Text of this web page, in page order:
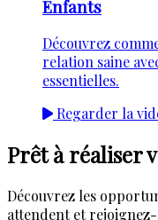
Enfants
Découvrez
relation saine
essentielles.
Regarder la
Prêt à réaliser
Découvrez les
attendent et